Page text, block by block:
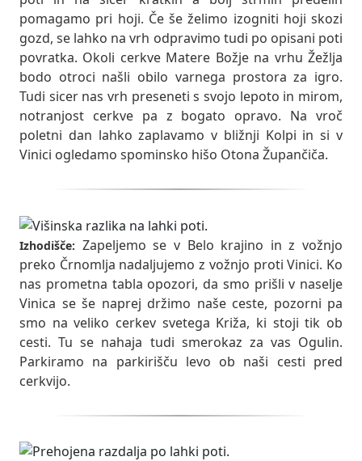
pomagamo pri hoji. Če še želimo izogniti hoji skozi
gozd, se lahko na vrh odpravimo tudi po opisani poti
povratka. Okoli cerkve Matere Božje na vrhu Žežlja
bodo otroci našli obilo varnega prostora za igro.
Tudi sicer nas vrh preseneti s svojo lepoto in mirom,
notranjost cerkve pa z bogato opravo. Na vroč
poletni dan lahko zaplavamo v bližnji Kolpi in si v
Vinici ogledamo spominsko hišo Otona Župančiča.
Izhodišče: Zapeljemo se v Belo krajino in z vožnjo
preko Črnomlja nadaljujemo z vožnjo proti Vinici. Ko
nas prometna tabla opozori, da smo prišli v naselje
Vinica se še naprej držimo naše ceste, pozorni pa
smo na veliko cerkev svetega Križa, ki stoji tik ob
cesti. Tu se nahaja tudi smerokaz za vas Ogulin.
Parkiramo na parkirišču levo ob naši cesti pred
cerkvijo.